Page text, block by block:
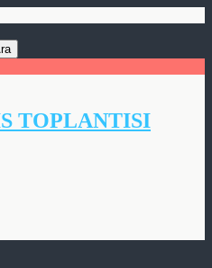
TOPLANTISI